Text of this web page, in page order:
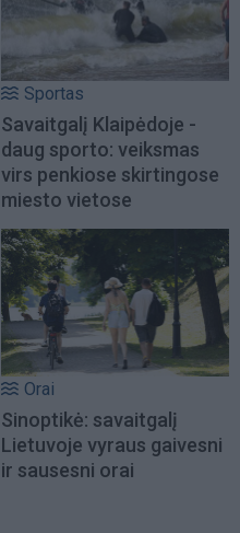
Sportas
Savaitgalį Klaipėdoje -
daug sporto: veiksmas
virs penkiose skirtingose
miesto vietose
Orai
Sinoptikė: savaitgalį
Lietuvoje vyraus gaivesni
ir sausesni orai